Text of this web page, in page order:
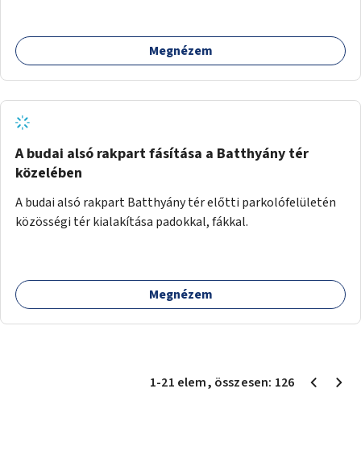
Megnézem
A budai alsó rakpart fásítása a Batthyány tér
közelében
A budai alsó rakpart Batthyány tér előtti parkolófelületén
közösségi tér kialakítása padokkal, fákkal.
Megnézem
1-21 elem, összesen: 126